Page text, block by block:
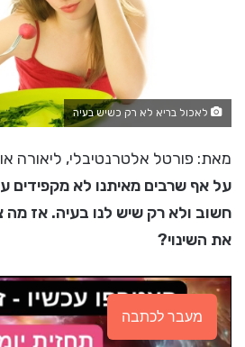
לאכול בריא לא רק כשיש בעיה
מאת: פורטל אלטרנטיבלי, ליאורה
על אף שרבים מאיתנו לא מקפידים
חשוב ולא רק שיש לנו בעיה. אז מה
את השינוי?
מעבר לכתבה